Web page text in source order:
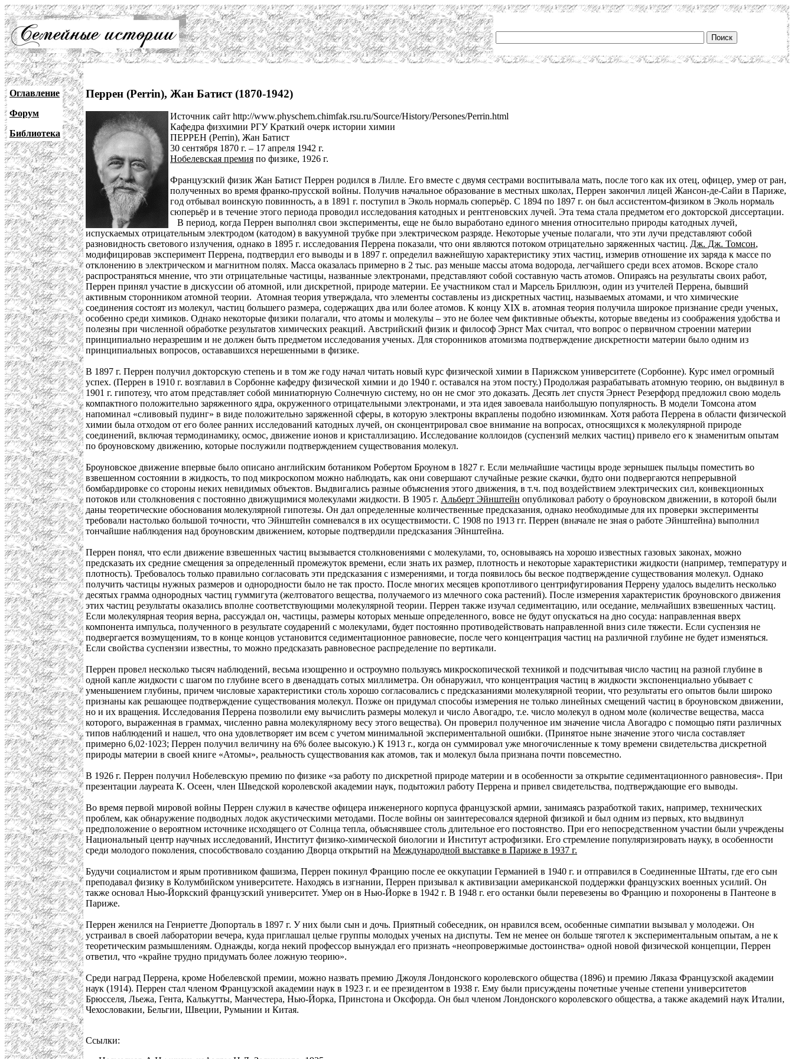
Оглавление
Форум
Библиотека
Перрен (Perrin), Жан Батист (1870-1942)
Источник сайт http://www.physchem.chimfak.rsu.ru/Source/History/Persones/Perrin.html
Кафедра физхимии РГУ Краткий очерк истории химии
ПЕРРЕН (Perrin), Жан Батист
30 сентября 1870 г. – 17 апреля 1942 г.
Нобелевская премия по физике, 1926 г.
Французский физик Жан Батист Перрен родился в Лилле. Его вместе с двумя сестрами воспитывала мать, после того как их отец, офицер, умер от ран,
полученных во время франко-прусской войны. Получив начальное образование в местных школах, Перрен закончил лицей Жансон-де-Сайи в Париже,
год отбывал воинскую повинность, а в 1891 г. поступил в Эколь нормаль сюперьёр. С 1894 по 1897 г. он был ассистентом-физиком в Эколь нормаль
сюперьёр и в течение этого периода проводил исследования катодных и рентгеновских лучей. Эта тема стала предметом его докторской диссертации.
В период, когда Перрен выполнял свои эксперименты, еще не было выработано единого мнения относительно природы катодных лучей,
испускаемых отрицательным электродом (катодом) в вакуумной трубке при электрическом разряде. Некоторые ученые полагали, что эти лучи представляют собой
разновидность светового излучения, однако в 1895 г. исследования Перрена показали, что они являются потоком отрицательно заряженных частиц. Дж. Дж. Томсон,
модифицировав эксперимент Перрена, подтвердил его выводы и в 1897 г. определил важнейшую характеристику этих частиц, измерив отношение их заряда к массе по
отклонению в электрическом и магнитном полях. Масса оказалась примерно в 2 тыс. раз меньше массы атома водорода, легчайшего среди всех атомов. Вскоре стало
распространяться мнение, что эти отрицательные частицы, названные электронами, представляют собой составную часть атомов. Опираясь на результаты своих работ,
Перрен принял участие в дискуссии об атомной, или дискретной, природе материи. Ее участником стал и Марсель Бриллюэн, один из учителей Перрена, бывший
активным сторонником атомной теории. Атомная теория утверждала, что элементы составлены из дискретных частиц, называемых атомами, и что химические
соединения состоят из молекул, частиц большего размера, содержащих два или более атомов. К концу XIX в. атомная теория получила широкое признание среди ученых,
особенно среди химиков. Однако некоторые физики полагали, что атомы и молекулы – это не более чем фиктивные объекты, которые введены из соображения удобства и
полезны при численной обработке результатов химических реакций. Австрийский физик и философ Эрнст Мах считал, что вопрос о первичном строении материи
принципиально неразрешим и не должен быть предметом исследования ученых. Для сторонников атомизма подтверждение дискретности материи было одним из
принципиальных вопросов, остававшихся нерешенными в физике.
В 1897 г. Перрен получил докторскую степень и в том же году начал читать новый курс физической химии в Парижском университете (Сорбонне). Курс имел огромный
успех. (Перрен в 1910 г. возглавил в Сорбонне кафедру физической химии и до 1940 г. оставался на этом посту.) Продолжая разрабатывать атомную теорию, он выдвинул в
1901 г. гипотезу, что атом представляет собой миниатюрную Солнечную систему, но он не смог это доказать. Десять лет спустя Эрнест Резерфорд предложил свою модель
компактного положительно заряженного ядра, окруженного отрицательными электронами, и эта идея завоевала наибольшую популярность. В модели Томсона атом
напоминал «сливовый пудинг» в виде положительно заряженной сферы, в которую электроны вкраплены подобно изюминкам. Хотя работа Перрена в области физической
химии была отходом от его более ранних исследований катодных лучей, он сконцентрировал свое внимание на вопросах, относящихся к молекулярной природе
соединений, включая термодинамику, осмос, движение ионов и кристаллизацию. Исследование коллоидов (суспензий мелких частиц) привело его к знаменитым опытам
по броуновскому движению, которые послужили подтверждением существования молекул.
Броуновское движение впервые было описано английским ботаником Робертом Броуном в 1827 г. Если мельчайшие частицы вроде зернышек пыльцы поместить во
взвешенном состоянии в жидкость, то под микроскопом можно наблюдать, как они совершают случайные резкие скачки, будто они подвергаются непрерывной
бомбардировке со стороны неких невидимых объектов. Выдвигались разные объяснения этого движения, в т.ч. под воздействием электрических сил, конвекционных
потоков или столкновения с постоянно движущимися молекулами жидкости. В 1905 г. Альберт Эйнштейн опубликовал работу о броуновском движении, в которой были
даны теоретические обоснования молекулярной гипотезы. Он дал определенные количественные предсказания, однако необходимые для их проверки эксперименты
требовали настолько большой точности, что Эйнштейн сомневался в их осуществимости. С 1908 по 1913 гг. Перрен (вначале не зная о работе Эйнштейна) выполнил
тончайшие наблюдения над броуновским движением, которые подтвердили предсказания Эйнштейна.
Перрен понял, что если движение взвешенных частиц вызывается столкновениями с молекулами, то, основываясь на хорошо известных газовых законах, можно
предсказать их средние смещения за определенный промежуток времени, если знать их размер, плотность и некоторые характеристики жидкости (например, температуру и
плотность). Требовалось только правильно согласовать эти предсказания с измерениями, и тогда появилось бы веское подтверждение существования молекул. Однако
получить частицы нужных размеров и однородности было не так просто. После многих месяцев кропотливого центрифугирования Перрену удалось выделить несколько
десятых грамма однородных частиц гуммигута (желтоватого вещества, получаемого из млечного сока растений). После измерения характеристик броуновского движения
этих частиц результаты оказались вполне соответствующими молекулярной теории. Перрен также изучал седиментацию, или оседание, мельчайших взвешенных частиц.
Если молекулярная теория верна, рассуждал он, частицы, размеры которых меньше определенного, вовсе не будут опускаться на дно сосуда: направленная вверх
компонента импульса, полученного в результате соударений с молекулами, будет постоянно противодействовать направленной вниз силе тяжести. Если суспензия не
подвергается возмущениям, то в конце концов установится седиментационное равновесие, после чего концентрация частиц на различной глубине не будет изменяться.
Если свойства суспензии известны, то можно предсказать равновесное распределение по вертикали.
Перрен провел несколько тысяч наблюдений, весьма изощренно и остроумно пользуясь микроскопической техникой и подсчитывая число частиц на разной глубине в
одной капле жидкости с шагом по глубине всего в двенадцать сотых миллиметра. Он обнаружил, что концентрация частиц в жидкости экспоненциально убывает с
уменьшением глубины, причем числовые характеристики столь хорошо согласовались с предсказаниями молекулярной теории, что результаты его опытов были широко
признаны как решающее подтверждение существования молекул. Позже он придумал способы измерения не только линейных смещений частиц в броуновском движении,
но и их вращения. Исследования Перрена позволили ему вычислить размеры молекул и число Авогадро, т.е. число молекул в одном моле (количестве вещества, масса
которого, выраженная в граммах, численно равна молекулярному весу этого вещества). Он проверил полученное им значение числа Авогадро с помощью пяти различных
типов наблюдений и нашел, что она удовлетворяет им всем с учетом минимальной экспериментальной ошибки. (Принятое ныне значение этого числа составляет
примерно 6,02·1023; Перрен получил величину на 6% более высокую.) К 1913 г., когда он суммировал уже многочисленные к тому времени свидетельства дискретной
природы материи в своей книге «Атомы», реальность существования как атомов, так и молекул была признана почти повсеместно.
В 1926 г. Перрен получил Нобелевскую премию по физике «за работу по дискретной природе материи и в особенности за открытие седиментационного равновесия». При
презентации лауреата К. Осеен, член Шведской королевской академии наук, подытожил работу Перрена и привел свидетельства, подтверждающие его выводы.
Во время первой мировой войны Перрен служил в качестве офицера инженерного корпуса французской армии, занимаясь разработкой таких, например, технических
проблем, как обнаружение подводных лодок акустическими методами. После войны он заинтересовался ядерной физикой и был одним из первых, кто выдвинул
предположение о вероятном источнике исходящего от Солнца тепла, объяснявшее столь длительное его постоянство. При его непосредственном участии были учреждены
Национальный центр научных исследований, Институт физико-химической биологии и Институт астрофизики. Его стремление популяризировать науку, в особенности
среди молодого поколения, способствовало созданию Дворца открытий на Международной выставке в Париже в 1937 г.
Будучи социалистом и ярым противником фашизма, Перрен покинул Францию после ее оккупации Германией в 1940 г. и отправился в Соединенные Штаты, где его сын
преподавал физику в Колумбийском университете. Находясь в изгнании, Перрен призывал к активизации американской поддержки французских военных усилий. Он
также основал Нью-Йоркский французский университет. Умер он в Нью-Йорке в 1942 г. В 1948 г. его останки были перевезены во Францию и похоронены в Пантеоне в
Париже.
Перрен женился на Генриетте Дюпорталь в 1897 г. У них были сын и дочь. Приятный собеседник, он нравился всем, особенные симпатии вызывал у молодежи. Он
устраивал в своей лаборатории вечера, куда приглашал целые группы молодых ученых на диспуты. Тем не менее он больше тяготел к экспериментальным опытам, а не к
теоретическим размышлениям. Однажды, когда некий профессор вынуждал его признать «неопровержимые достоинства» одной новой физической концепции, Перрен
ответил, что «крайне трудно придумать более ложную теорию».
Среди наград Перрена, кроме Нобелевской премии, можно назвать премию Джоуля Лондонского королевского общества (1896) и премию Ляказа Французской академии
наук (1914). Перрен стал членом Французской академии наук в 1923 г. и ее президентом в 1938 г. Ему были присуждены почетные ученые степени университетов
Брюсселя, Льежа, Гента, Калькутты, Манчестера, Нью-Йорка, Принстона и Оксфорда. Он был членом Лондонского королевского общества, а также академий наук Италии,
Чехословакии, Бельгии, Швеции, Румынии и Китая.
Ссылки: